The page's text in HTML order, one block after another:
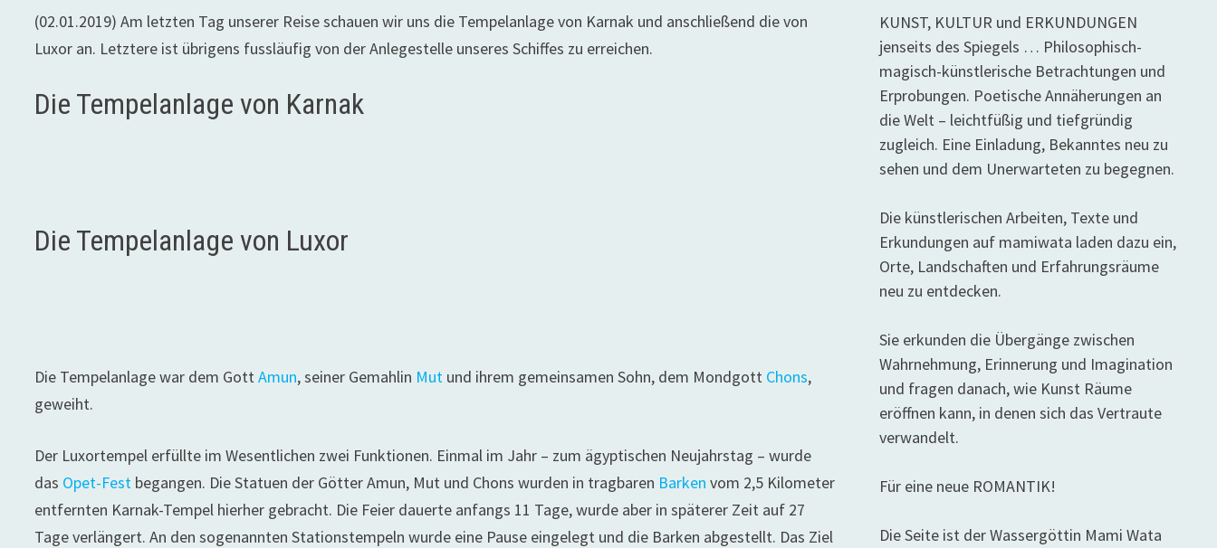
(02.01.2019) Am letzten Tag unserer Reise schauen wir uns die Tempelanlage von Karnak und anschließend die von
Luxor an. Letztere ist übrigens fussläufig von der Anlegestelle unseres Schiffes zu erreichen.
Die Tempelanlage von Karnak
Die Tempelanlage von Luxor
Die Tempelanlage war dem GottAmun, seiner Gemahlin Mut und ihrem gemeinsamen Sohn, dem Mondgott Chons,
geweiht.
Der Luxortempel erfüllte im Wesentlichen zwei Funktionen. Einmal im Jahr – zum ägyptischen Neujahrstag – wurde
das Opet-Fest begangen. Die Statuen der Götter Amun, Mut und Chons wurden in tragbaren Barken vom 2,5 Kilometer
entfernten Karnak-Tempel hierher gebracht. Die Feier dauerte anfangs 11 Tage, wurde aber in späterer Zeit auf 27
Tage verlängert. An den sogenannten Stationstempeln wurde eine Pause eingelegt und die Barken abgestellt. Das Ziel
KUNST, KULTUR und ERKUNDUNGEN
jenseits des Spiegels … Philosophisch-
magisch-künstlerische Betrachtungen und
Erprobungen. Poetische Annäherungen an
die Welt – leichtfüßig und tiefgründig
zugleich. Eine Einladung, Bekanntes neu zu
sehen und dem Unerwarteten zu begegnen.
Die künstlerischen Arbeiten, Texte und
Erkundungen auf mamiwata laden dazu ein,
Orte, Landschaften und Erfahrungsräume
neu zu entdecken.
Sie erkunden die Übergänge zwischen
Wahrnehmung, Erinnerung und Imagination
und fragen danach, wie Kunst Räume
eröffnen kann, in denen sich das Vertraute
verwandelt.
Für eine neue ROMANTIK!
Die Seite ist der Wassergöttin Mami Wata